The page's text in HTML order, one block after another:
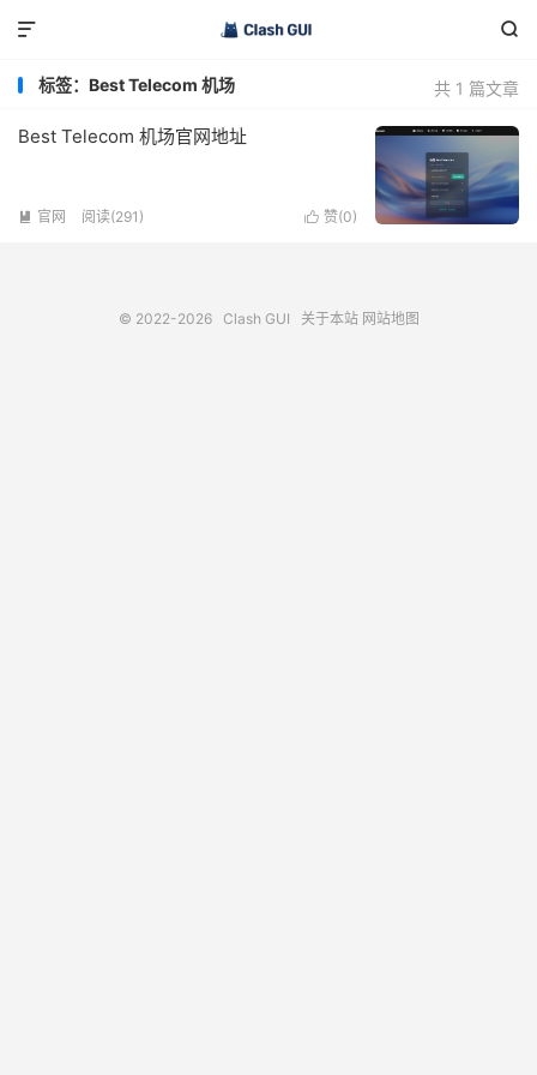


共 1 篇文章
标签：Best Telecom 机场
Best Telecom 机场官网地址
 赞(0)
 官网 阅读(291)
© 2022-2026 Clash GUI 关于本站 网站地图